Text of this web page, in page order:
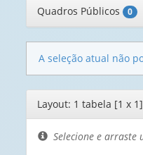
Quadros Públicos 0
A seleção atual não
Editor
de
layout
Layout: 1 tabela [1 x
Selecione e arraste